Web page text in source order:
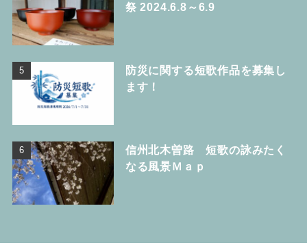
祭 2024.6.8～6.9
防災に関する短歌作品を募集し
ます！
信州北木曽路 短歌の詠みたく
なる風景Ｍａｐ